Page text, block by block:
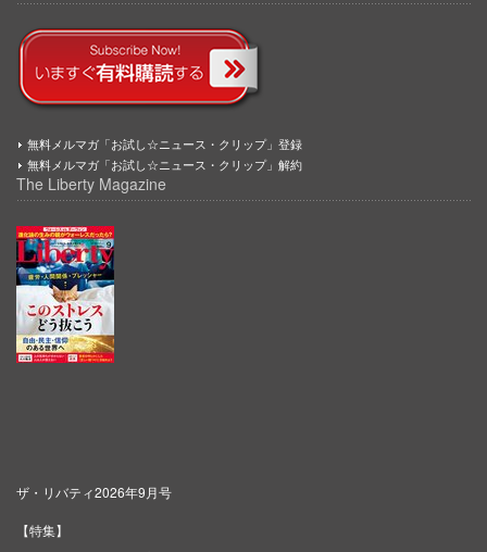
無料メルマガ「お試し☆ニュース・クリップ」登録
無料メルマガ「お試し☆ニュース・クリップ」解約
The Liberty Magazine
ザ・リバティ2026年9月号
【特集】